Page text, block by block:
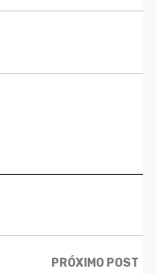
PRÓXIMO POST